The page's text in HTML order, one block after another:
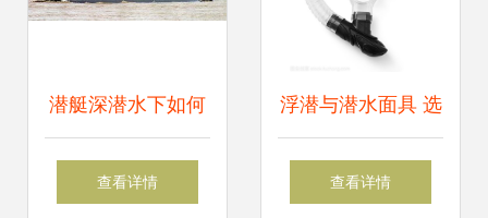
潜艇深潜水下如何
通风换气 特殊设备
查看详情
浮潜与潜水面具 选
择最佳潜水设备的
查看详情